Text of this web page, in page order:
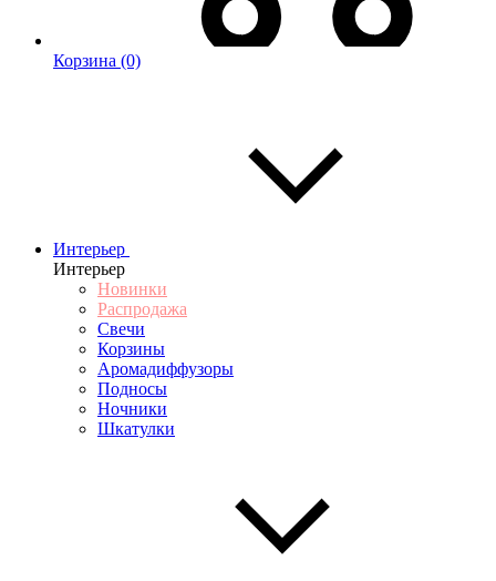
Корзина (0)
Интерьер
Интерьер
Новинки
Распродажа
Свечи
Корзины
Аромадиффузоры
Подносы
Ночники
Шкатулки